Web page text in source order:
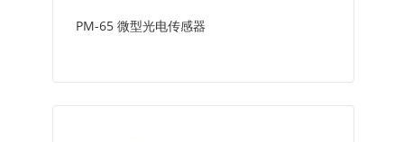
PM-65 微型光电传感器